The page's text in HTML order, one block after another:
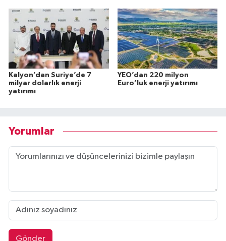
Kalyon’dan Suriye’de 7
milyar dolarlık enerji
yatırımı
YEO’dan 220 milyon
Euro’luk enerji yatırımı
Yorumlar
Gönder